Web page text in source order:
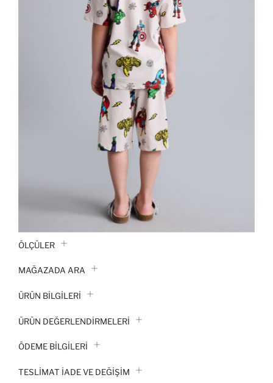
ÖLÇÜLER
MAĞAZADA ARA
ÜRÜN BILGILERI
ÜRÜN DEĞERLENDİRMELERİ
ÖDEME BİLGİLERİ
TESLIMAT İADE VE DEĞIŞIM